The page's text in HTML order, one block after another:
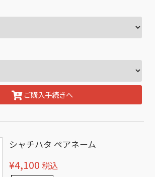
ご購入手続きへ
シャチハタ ペアネーム
¥4,100 税込